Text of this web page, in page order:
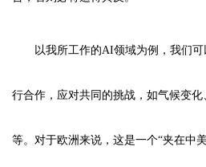
以我所工作的AI领域为例，我们
行合作，应对共同的挑战，如气候变
等。对于欧洲来说，这是一个“夹在中